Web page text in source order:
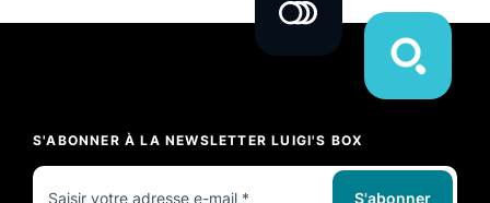
S'ABONNER À LA NEWSLETTER LUIGI'S BOX
S'abonner